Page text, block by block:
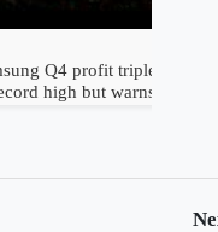
Q4 profit triples
high but warns